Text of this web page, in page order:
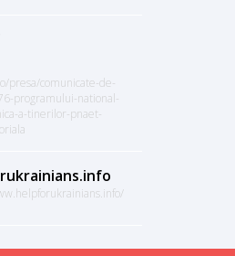
presa/comunicate-de-
programului-national-
a-tinerilor-pnaet-